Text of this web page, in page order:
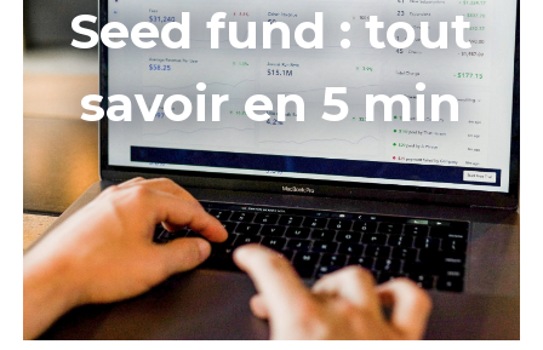
Seed fund : tout
savoir en 5 min